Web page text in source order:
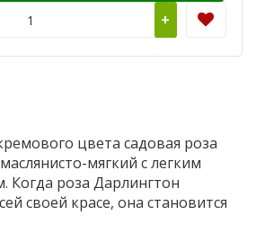
+
цвета садовая роза
мягкий с легким
Когда роза Дарлингтон
своей красе, она становится